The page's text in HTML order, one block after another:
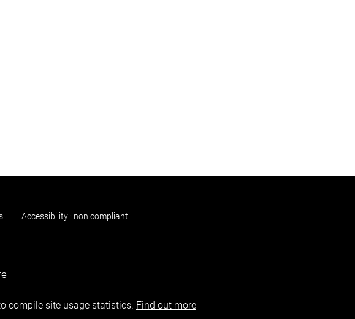
Accessibility : non compliant
compile site usage statistics. Find out more